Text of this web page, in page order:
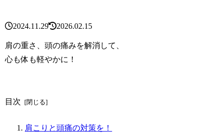
2024.11.29 2026.02.15
肩の重さ、頭の痛みを解消して、
心も体も軽やかに！
目次
肩こりと頭痛の対策を！